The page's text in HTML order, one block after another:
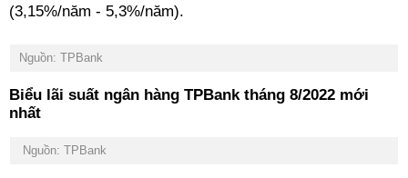
(3,15%/năm - 5,3%/năm).
Nguồn: TPBank
Biểu lãi suất ngân hàng TPBank tháng 8/2022 mới
nhất
Nguồn: TPBank